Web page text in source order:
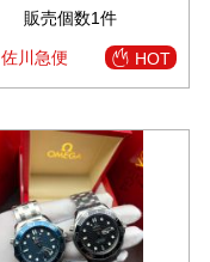
販売個数1件
佐川急便 HOT